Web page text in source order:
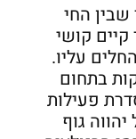
החי
קיים קושי
עליו.
העוסקות בתחום
פעילות
גוף